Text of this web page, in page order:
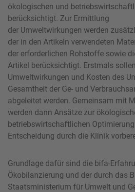
ökologischen und
berücksichtigt. Zur Ermittlung
der Umweltwirkungen werden
der in den Artikeln verwendeten
der erforderlichen Rohstoffe sowie
Artikel berücksichtigt. Erstmals
Umweltwirkungen und Kosten des
Gesamtheit der Ge- und
abgeleitet werden. Gemeinsam mit
werden dann Ansätze zur
betriebswirtschaftlichen
Entscheidung durch die Klinik
Grundlage dafür sind die bifa-
Ökobilanzierung und der durch das
Staatsministerium für Umwelt und